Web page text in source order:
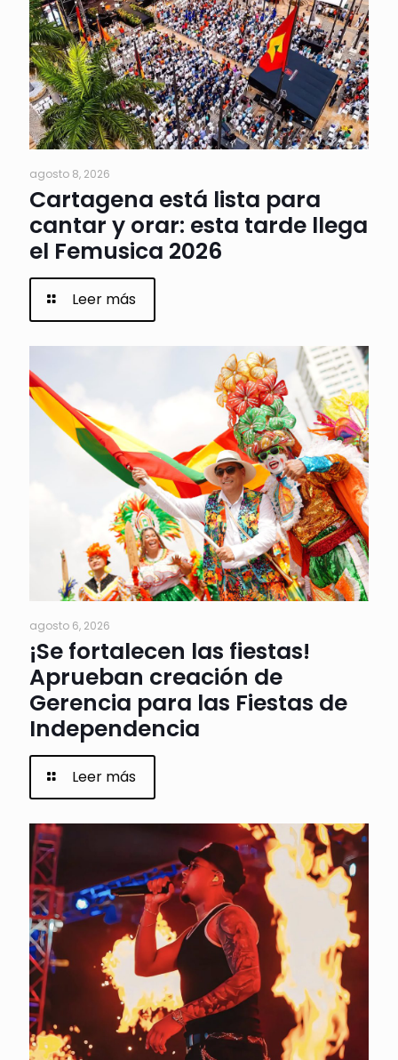
agosto 8, 2026
Cartagena está lista para
cantar y orar: esta tarde llega
el Femusica 2026
Leer más
agosto 6, 2026
¡Se fortalecen las fiestas!
Aprueban creación de
Gerencia para las Fiestas de
Independencia
Leer más